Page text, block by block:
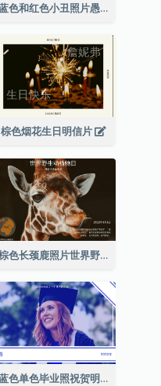
蓝色和红色小丑照片愚人节明信片
棕色烟花生日明信片
棕色长颈鹿照片世界野生动物日明信片
蓝色单色毕业照祝贺明信片